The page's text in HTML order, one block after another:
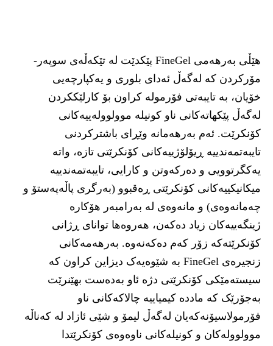
هێڵی بەرهەمی FineGel پێکدێت لە تێکەڵەی سوپەر-
مۆرکردن کە لەگەڵ ئەدای بلوری و یەکپارچەیی
خۆیان، بە تایبەتی فۆرمولە کراون بۆ کارلێککردن
لەگەڵ پێکهاتەکانی ناو کونیلە موولوولەییەکانی
کۆنکرێت. ئەم بەرهەمانە وێڕای باشترکردنی
تایبەتمەندییە ڕیۆلۆژییەکانی کۆنکرێتی تازە، واتە
یەکگرتوویی و دەرکەوتن و کارایی، تایبەتمەندییە
میکانیکییەکانی کۆنکرێتی ڕەقبوو (بەرگری پاڵەپەستۆ و
چەمانەوەی) و مانەوەی لە بەرامبەر هۆکارە
ژینگەییەکان زیاد دەکەن، هەروەها توانای ڕژانی
کۆنکرێتەکە زۆر کەم دەکەنەوە. بەرهەمەکانی
زنجیرەی FineGel بە شێوەیەک دیزاین کراون کە
سیستەمێکی کۆنکرێتی دژە ئاو بەدەست بهێنرێت
بەجۆرێک کە ماددە کیمیاییە چالاکەکانی ناو
فۆرمولاسیۆنەکەیان لەگەڵ لیمۆ و شێی ئازاد لە کەناڵە
موولوولەکان و کونیلەکانی ناوەوەی کۆنکرێتدا